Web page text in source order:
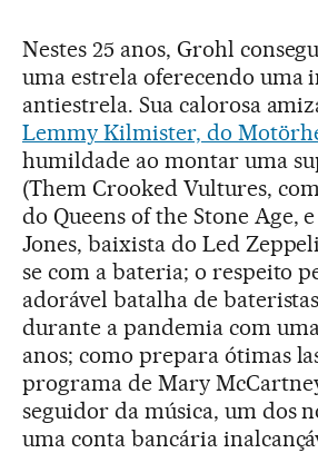
Nestes 25 anos, Grohl
uma estrela oferecendo uma
antiestrela. Sua calorosa
Lemmy Kilmister, do
humildade ao montar uma
(Them Crooked Vultures,
do Queens of the Stone Age,
Jones, baixista do Led
se com a bateria; o respeito
adorável batalha de
durante a pandemia com
anos; como prepara ótimas
programa de Mary
seguidor da música, um dos
uma conta bancária